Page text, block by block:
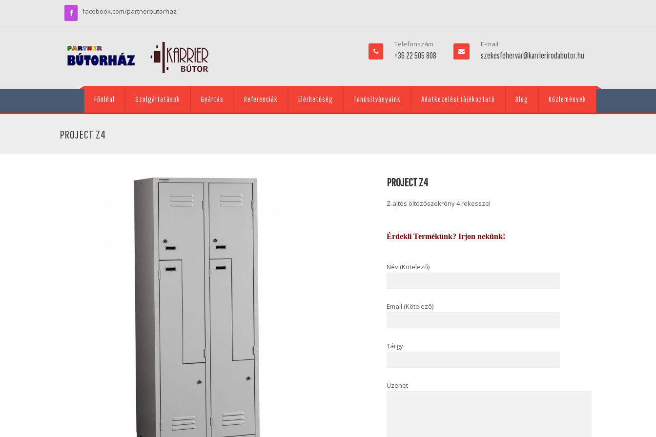
facebook.com/partnerbutorhaz
Telefonszám
+36 22 505 808
E-mail
szekesfehervar@karrierirodabutor.hu
Főoldal Szolgáltatások Gyártás Referenciák Elérhetőség Tanúsítványaink Adatkezelési tájékoztató Blog Közlemények
PROJECT Z4
PROJECT Z4
Z-ajtós öltözőszekrény 4 rekesszel
Érdekli Termékünk? Irjon nekünk!
Név (Kötelező)
Email (Kötelező)
Tárgy
Üzenet